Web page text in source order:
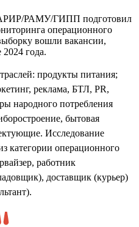
РАМУ/ГИПП подготовил
операционного
вошли вакансии,
года.
продукты питания;
реклама, БТЛ, PR,
народного потребления
бытовая
Исследование
категории операционного
работник
доставщик (курьер)